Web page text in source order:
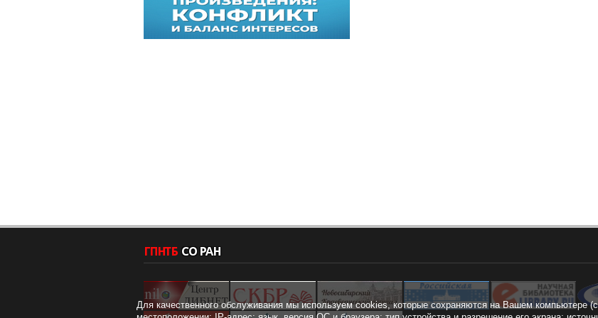
Для качественного обслуживания мы используем cookies, которые сохраняются на Вашем компьютере